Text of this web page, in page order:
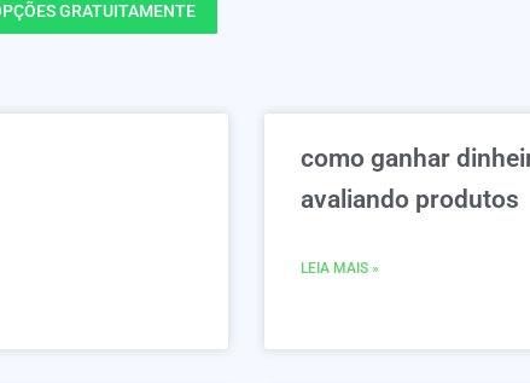
GRATUITAMENTE
como ganhar
avaliando produtos
LEIA MAIS »